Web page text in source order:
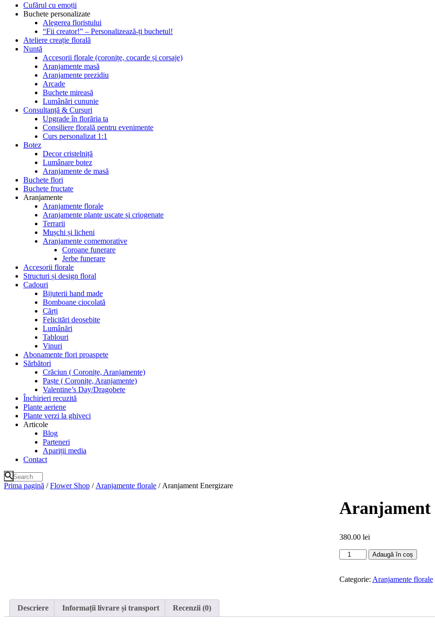
Cufărul cu emoții
Buchete personalizate
Alegerea floristului
“Fii creator!” – Personalizează-ți buchetul!
Ateliere creație florală
Nuntă
Accesorii florale (coronițe, cocarde și corsaje)
Aranjamente masă
Aranjamente prezidiu
Arcade
Buchete mireasă
Lumânări cununie
Consultanță & Cursuri
Upgrade în florăria ta
Consiliere florală pentru evenimente
Curs personalizat 1:1
Botez
Decor cristelniță
Lumânare botez
Aranjamente de masă
Buchete flori
Buchete fructate
Aranjamente
Aranjamente florale
Aranjamente plante uscate și criogenate
Terrarii
Mușchi și licheni
Aranjamente comemorative
Coroane funerare
Jerbe funerare
Accesorii florale
Structuri și design floral
Cadouri
Bijuterii hand made
Bomboane ciocolată
Cărți
Felicitări deosebite
Lumânări
Tablouri
Vinuri
Abonamente flori proaspete
Sărbători
Crăciun ( Coronițe, Aranjamente)
Paște ( Coronițe, Aranjamente)
Valentine’s Day/Dragobete
Închirieri recuzită
Plante aeriene
Plante verzi la ghiveci
Articole
Blog
Parteneri
Apariții media
Contact
Prima pagină /Flower Shop / Aranjamente florale / Aranjament Energizare
Aranjament
380.00 lei
Cantitate
Aranjament
Adaugă în coș
Categorie: Aranjamente florale
Descriere Informații livrare și transport Recenzii (0)